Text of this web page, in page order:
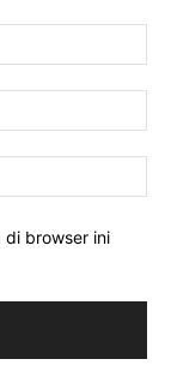
di browser ini